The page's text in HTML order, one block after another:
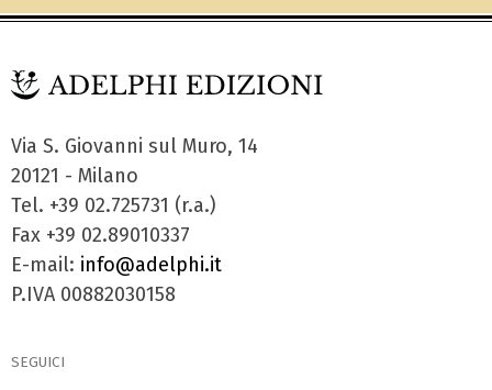
Via S. Giovanni sul Muro, 14
20121 - Milano
Tel. +39 02.725731 (r.a.)
Fax +39 02.89010337
E-mail: info@adelphi.it
P.IVA 00882030158
SEGUICI